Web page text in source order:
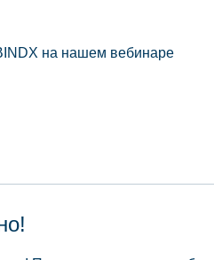
на нашем вебинаре